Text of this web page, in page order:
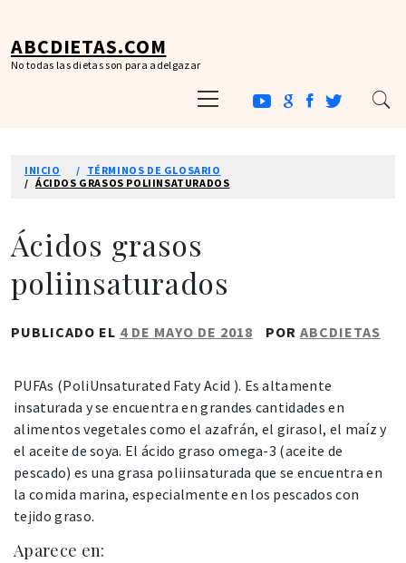
contenido
ABCDIETAS.COM
No todas las dietas son para adelgazar
principal
INICIO
TÉRMINOS DE GLOSARIO
ÁCIDOS GRASOS POLIINSATURADOS
Ácidos grasos
poliinsaturados
PUBLICADO EL 4 DE MAYO DE 2018 POR ABCDIETAS
PUFAs (PoliUnsaturated Faty Acid ). Es altamente
insaturada y se encuentra en grandes cantidades en
alimentos vegetales como el azafrán, el girasol, el maíz y
el aceite de soya. El ácido graso omega-3 (aceite de
pescado) es una grasa poliinsaturada que se encuentra en
la comida marina, especialmente en los pescados con
tejido graso.
Aparece en: